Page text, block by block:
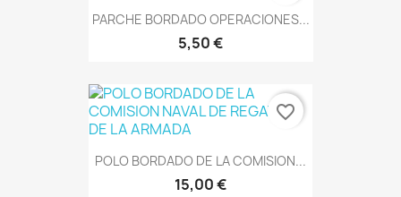
PARCHE BORDADO OPERACIONES...
5,50 €
POLO BORDADO DE LA COMISION...
15,00 €
favorite_border